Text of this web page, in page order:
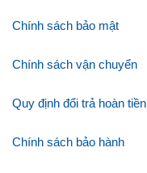
Chính sách bảo mật
Chính sách vận chuyển
Quy định đổi trả hoàn tiền
Chính sách bảo hành